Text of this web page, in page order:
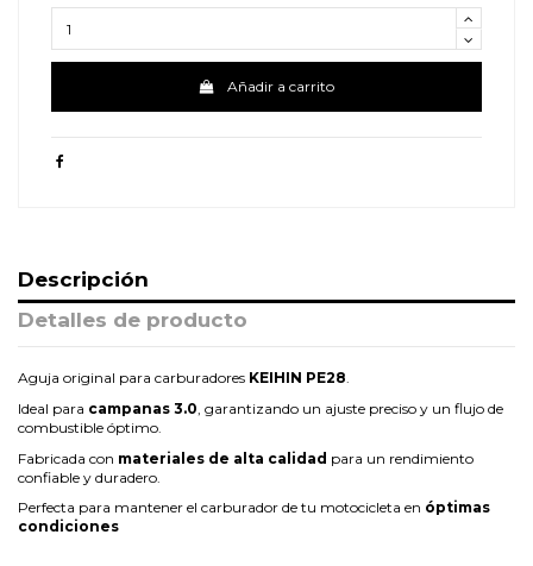
Añadir a carrito
Descripción
Detalles de producto
Aguja original para carburadores KEIHIN PE28.
Ideal para campanas 3.0 , garantizando un ajuste preciso y un flujo de
combustible óptimo.
Fabricada con materiales de alta calidad para un rendimiento
confiable y duradero.
Perfecta para mantener el carburador de tu motocicleta en óptimas
condiciones